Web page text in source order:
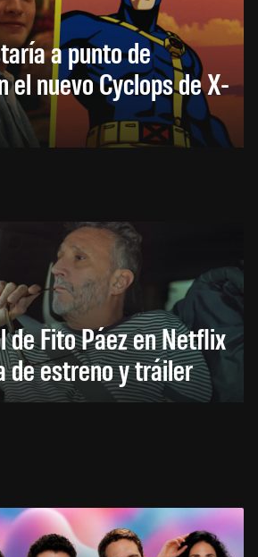
a punto de
el nuevo Cyclops de X-
de Fito Páez en Netflix
de estreno y tráiler